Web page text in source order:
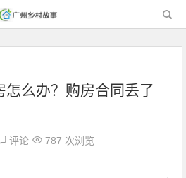
怎么办？购房合同丢了
评论 787 次浏览